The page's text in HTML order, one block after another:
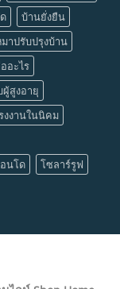
บ้านยั่งยืน
มาปรับปรุงบ้าน
อะไร
สูงอายุ
งงานในนิคม
นโด
โซลาร์รูฟ